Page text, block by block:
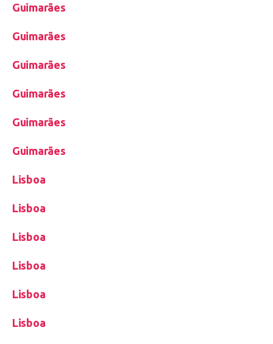
Guimarães
Guimarães
Guimarães
Guimarães
Guimarães
Guimarães
Lisboa
Lisboa
Lisboa
Lisboa
Lisboa
Lisboa